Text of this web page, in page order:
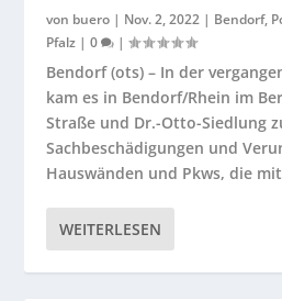
von buero | Nov. 2, 2022 | Bendorf,
Pfalz |0 |
Bendorf (ots) – In der
kam es in Bendorf/Rhein im
Straße und Dr.-Otto-Siedlung
Sachbeschädigungen und
Hauswänden und Pkws, die
WEITERLESEN